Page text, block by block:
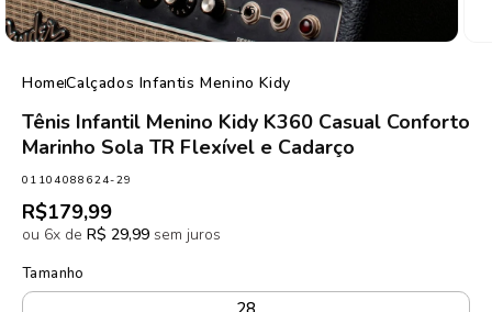
1/de
5
HomeCalçados Infantis Menino Kidy
Tênis Infantil Menino Kidy K360 Casual Conforto
Marinho Sola TR Flexível e Cadarço
SKU:
01104088624-29
Preço
normal
R$179,99
ou 6x de R$ 29,99 sem juros
Tamanho